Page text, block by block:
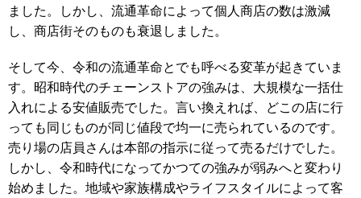
ました。しかし、流通革命によって個人商店の数は激減
し、商店街そのものも衰退しました。
そして今、令和の流通革命とでも呼べる変革が起きていま
す。昭和時代のチェーンストアの強みは、大規模な一括仕
入れによる安値販売でした。言い換えれば、どこの店に行
っても同じものが同じ値段で均一に売られているのです。
売り場の店員さんは本部の指示に従って売るだけでした。
しかし、令和時代になってかつての強みが弱みへと変わり
始めました。地域や家族構成やライフスタイルによって客